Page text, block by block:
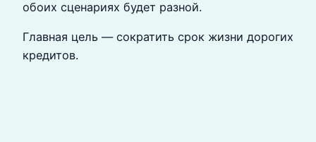
обоих сценариях будет разной.
Главная цель — сократить срок жизни дорогих
кредитов.